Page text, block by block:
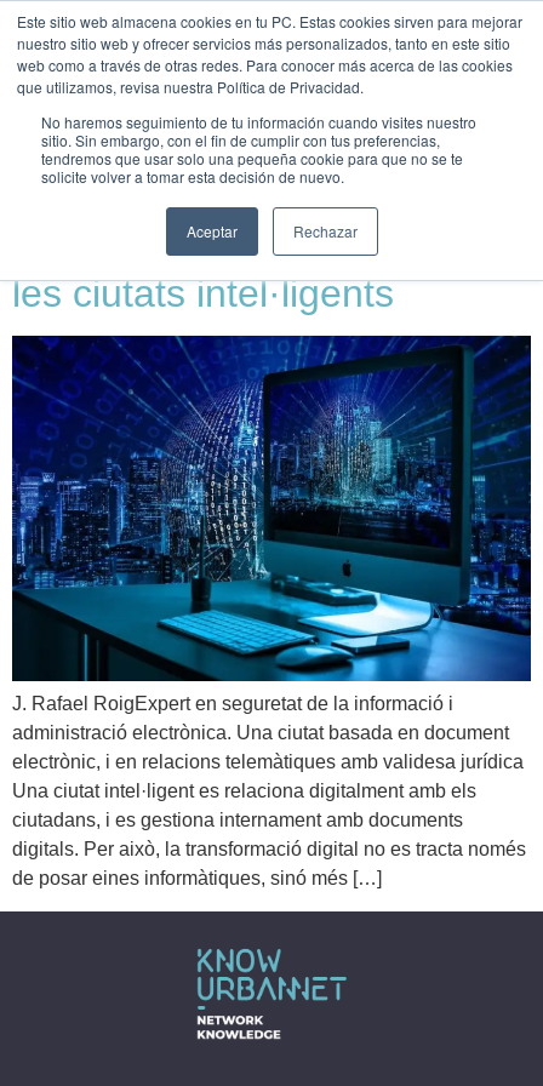
Este sitio web almacena cookies en tu PC. Estas cookies sirven para mejorar
nuestro sitio web y ofrecer servicios más personalizados, tanto en este sitio
web como a través de otras redes. Para conocer más acerca de las cookies
que utilizamos, revisa nuestra Política de Privacidad.
No haremos seguimiento de tu información cuando visites nuestro
sitio. Sin embargo, con el fin de cumplir con tus preferencias,
tendremos que usar solo una pequeña cookie para que no se te
solicite volver a tomar esta decisión de nuevo.
Aceptar Rechazar
UNEIX-
TE
Etiqueta:
Transformació digital
La transformació digital de
les ciutats intel·ligents
J. Rafael RoigExpert en seguretat de la informació i
administració electrònica. Una ciutat basada en document
electrònic, i en relacions telemàtiques amb validesa jurídica
Una ciutat intel·ligent es relaciona digitalment amb els
ciutadans, i es gestiona internament amb documents
digitals. Per això, la transformació digital no es tracta només
de posar eines informàtiques, sinó més […]